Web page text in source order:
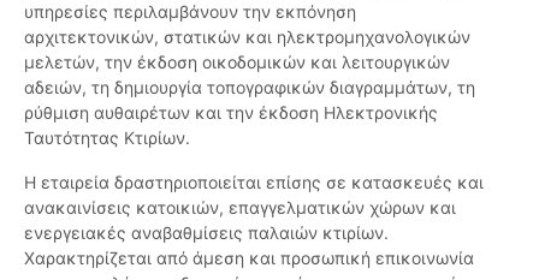
υπηρεσίες περιλαμβάνουν την εκπόνηση
αρχιτεκτονικών, στατικών και ηλεκτρομηχανολογικών
μελετών, την έκδοση οικοδομικών και λειτουργικών
αδειών, τη δημιουργία τοπογραφικών διαγραμμάτων, τη
ρύθμιση αυθαιρέτων και την έκδοση Ηλεκτρονικής
Ταυτότητας Κτιρίων.
Η εταιρεία δραστηριοποιείται επίσης σε κατασκευές και
ανακαινίσεις κατοικιών, επαγγελματικών χώρων και
ενεργειακές αναβαθμίσεις παλαιών κτιρίων.
Χαρακτηρίζεται από άμεση και προσωπική επικοινωνία